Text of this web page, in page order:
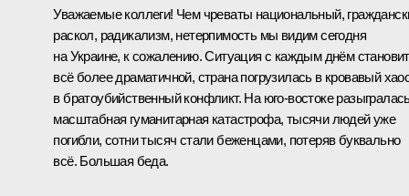
Уважаемые коллеги! Чем чреваты национальный,
раскол, радикализм, нетерпимость мы видим сегодня
на Украине, к сожалению. Ситуация с каждым днём
всё более драматичной, страна погрузилась в кровавый
в братоубийственный конфликт. На юго-востоке
масштабная гуманитарная катастрофа, тысячи людей уже
погибли, сотни тысяч стали беженцами, потеряв буквально
всё. Большая беда.